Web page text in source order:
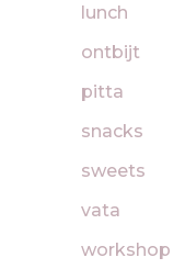
lunch
ontbijt
pitta
snacks
sweets
vata
workshop